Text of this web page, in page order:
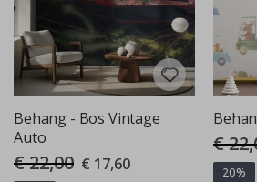
Behang - Bos Vintage
Auto
€ 22,00 Special
Price
€ 17,60
€
20%